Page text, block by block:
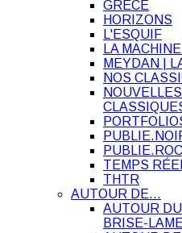
GRÈCE
HORIZONS
L'ESQUIF
LA
MEYDAN |
NOS
TEMPS
THTR
AUTOUR DE…
AUTOUR
BRISE-